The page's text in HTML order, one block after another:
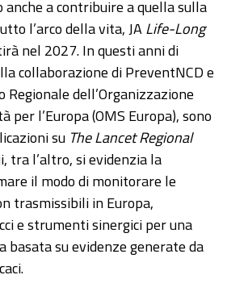
a contribuire a quella sulla
l’arco della vita, JALife-Long
nel 2027. In questi anni di
collaborazione di PreventNCD e
Regionale dell’Organizzazione
per l’Europa (OMS Europa), sono
su The Lancet Regional
tra l’altro, si evidenzia la
il modo di monitorare le
trasmissibili in Europa,
e strumenti sinergici per una
basata su evidenze generate da